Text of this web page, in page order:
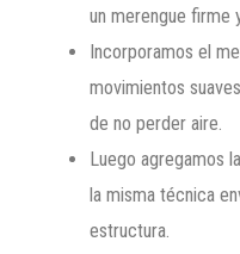
un merengue firme
Incorporamos el
movimientos
de no perder aire.
Luego agregamos
la misma técnica
estructura.